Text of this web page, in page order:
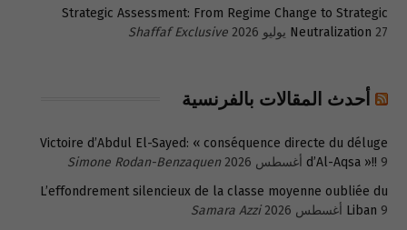
Strategic Assessment: From Regime Change to Strategic
Neutralization 27 يوليو 2026 Shaffaf Exclusive
أحدث المقالات بالفرنسية
Victoire d’Abdul El-Sayed: « conséquence directe du déluge
d’Al-Aqsa »!! 9 أغسطس 2026
Simone Rodan-Benzaquen
L’effondrement silencieux de la classe moyenne oubliée du
Liban 9 أغسطس 2026
Samara Azzi